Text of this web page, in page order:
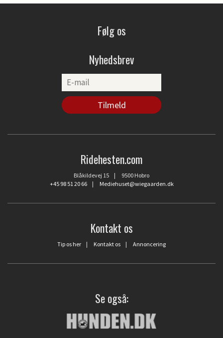
Følg os
Nyhedsbrev
Ridehesten.com
Blåkildevej 15 | 9500 Hobro
+45 98 51 20 66| Mediehuset@wiegaarden.dk
Kontakt os
Tip os her | Kontakt os | Annoncering
Se også: